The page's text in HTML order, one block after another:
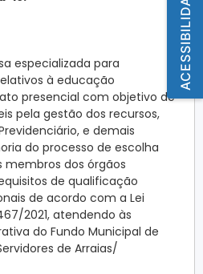
especializada para
à educação
presencial com objetivo de
pela gestão dos recursos,
e demais
do processo de escolha
membros dos órgãos
de qualificação
de acordo com a Lei
2021, atendendo às
do Fundo Municipal de
de Arraias/
ACESSIBILIDADE